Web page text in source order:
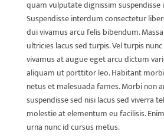
quam vulputate dignissim suspendisse
Suspendisse interdum consectetur
dui vivamus arcu felis bibendum.
ultricies lacus sed turpis. Vel turpis
vivamus at augue eget arcu dictum
aliquam ut porttitor leo. Habitant
netus et malesuada fames. Morbi non
suspendisse sed nisi lacus sed viverra
molestie at elementum eu facilisis.
urna nunc id cursus metus.